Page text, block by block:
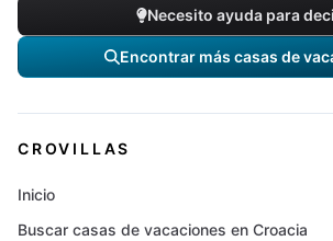
Necesito ayuda para
Encontrar más casas de
CROVILLAS
Inicio
Buscar casas de vacaciones en Croacia